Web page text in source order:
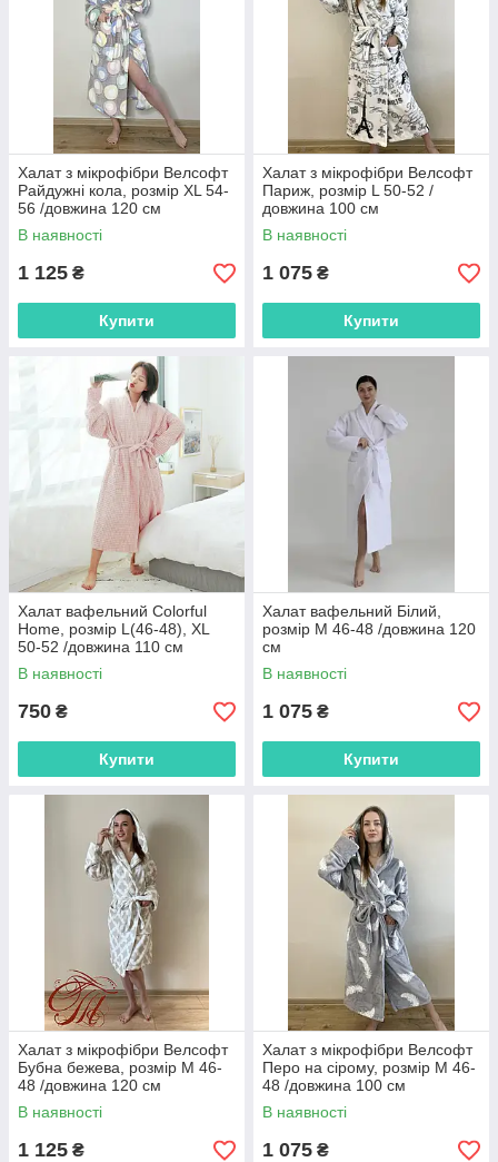
Халат з мікрофібри Велсофт
Райдужні кола, розмір XL 54-
56 /довжина 120 см
В наявності
1 125 ₴
Купити
Халат з мікрофібри Велсофт
Париж, розмір L 50-52 /
довжина 100 см
В наявності
1 075 ₴
Купити
Халат вафельний Colorful
Home, розмір L(46-48), XL
50-52 /довжина 110 см
В наявності
750 ₴
Купити
Халат вафельний Білий,
розмір M 46-48 /довжина 120
см
В наявності
1 075 ₴
Купити
Халат з мікрофібри Велсофт
Бубна бежева, розмір M 46-
48 /довжина 120 см
В наявності
1 125 ₴
Халат з мікрофібри Велсофт
Перо на сірому, розмір М 46-
48 /довжина 100 см
В наявності
1 075 ₴